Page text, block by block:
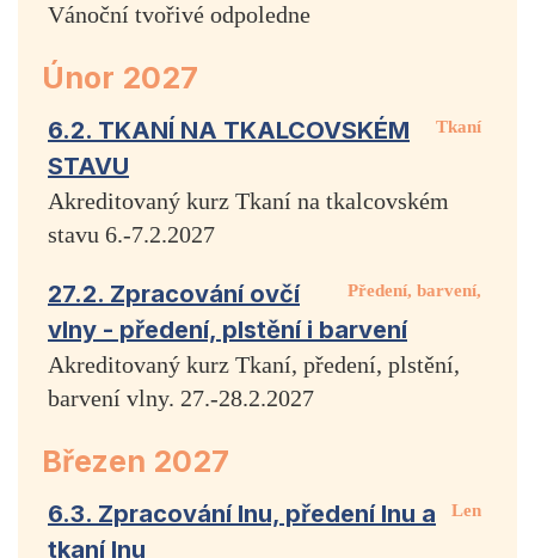
Vánoční tvořivé odpoledne
Únor 2027
Tkaní
6.2. TKANÍ NA TKALCOVSKÉM
STAVU
Akreditovaný kurz Tkaní na tkalcovském
stavu 6.-7.2.2027
Předení, barvení,
27.2. Zpracování ovčí
vlny - předení, plstění i barvení
Akreditovaný kurz Tkaní, předení, plstění,
barvení vlny. 27.-28.2.2027
Březen 2027
Len
6.3. Zpracování lnu, předení lnu a
tkaní lnu